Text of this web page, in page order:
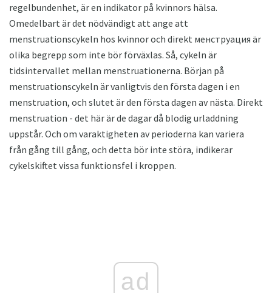
regelbundenhet, är en indikator på kvinnors hälsa.
Omedelbart är det nödvändigt att ange att
menstruationscykeln hos kvinnor och direkt менструация är
olika begrepp som inte bör förväxlas. Så, cykeln är
tidsintervallet mellan menstruationerna. Början på
menstruationscykeln är vanligtvis den första dagen i en
menstruation, och slutet är den första dagen av nästa. Direkt
menstruation - det här är de dagar då blodig urladdning
uppstår. Och om varaktigheten av perioderna kan variera
från gång till gång, och detta bör inte störa, indikerar
cykelskiftet vissa funktionsfel i kroppen.
ad